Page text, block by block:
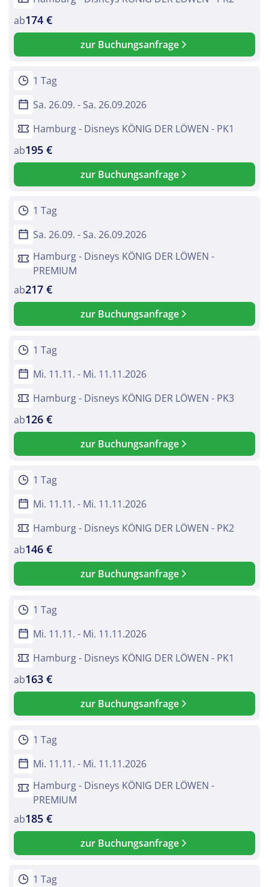
ab174 €
zur Buchungsanfrage
1 Tag
Sa. 26.09. - Sa. 26.09.2026
Hamburg - Disneys KÖNIG DER LÖWEN - PK1
ab195 €
zur Buchungsanfrage
1 Tag
Sa. 26.09. - Sa. 26.09.2026
Hamburg - Disneys KÖNIG DER LÖWEN -
PREMIUM
ab217 €
zur Buchungsanfrage
1 Tag
Mi. 11.11. - Mi. 11.11.2026
Hamburg - Disneys KÖNIG DER LÖWEN - PK3
ab126 €
zur Buchungsanfrage
1 Tag
Mi. 11.11. - Mi. 11.11.2026
Hamburg - Disneys KÖNIG DER LÖWEN - PK2
ab146 €
zur Buchungsanfrage
1 Tag
Mi. 11.11. - Mi. 11.11.2026
Hamburg - Disneys KÖNIG DER LÖWEN - PK1
ab163 €
zur Buchungsanfrage
1 Tag
Mi. 11.11. - Mi. 11.11.2026
Hamburg - Disneys KÖNIG DER LÖWEN -
PREMIUM
ab185 €
zur Buchungsanfrage
1 Tag